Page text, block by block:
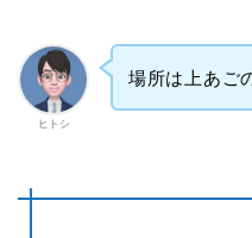
ヒトシ
場所は上あご